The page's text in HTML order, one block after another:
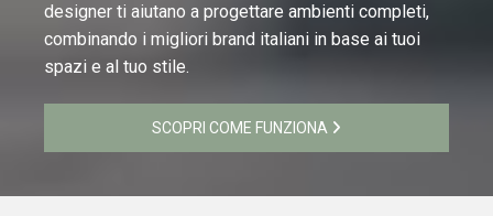
designer ti aiutano a progettare ambienti completi,
combinando i migliori brand italiani in base ai tuoi
spazi e al tuo stile.
SCOPRI COME FUNZIONA